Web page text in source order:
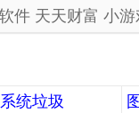
件 天天财富 小游
统垃圾